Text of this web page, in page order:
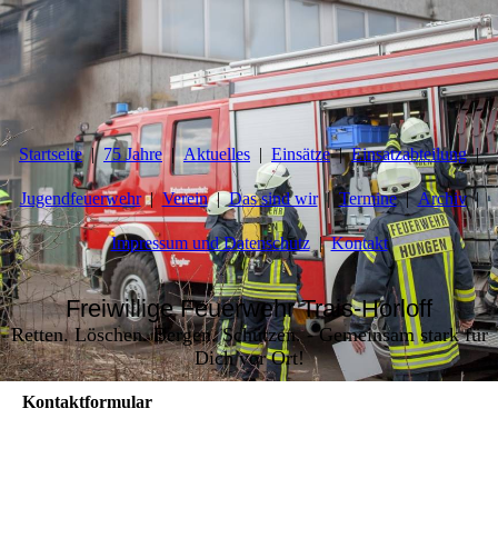
Startseite 75 Jahre Aktuelles Einsätze Einsatzabteilung
Jugendfeuerwehr Verein Das sind wir Termine Archiv
Impressum und Datenschutz Kontakt
Freiwillige Feuerwehr Trais-Horloff
Retten. Löschen. Bergen. Schützen. - Gemeinsam stark für
Dich vor Ort!
Kontaktformular